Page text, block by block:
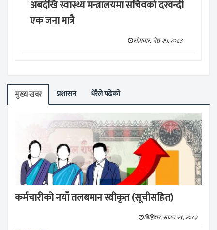
अबदेखि स्वास्थ्य मन्त्रालयमा सचिवको दरवन्दी
एक जना मात्रै
सोमवार, जेष्ठ २५, २०८३
मुख्य खबर प्रशासन धेरैले पढेको
कर्मचारीको नयाँ तलबमान स्वीकृत (सूचीसहित)
बिहिबार, साउन २१, २०८३